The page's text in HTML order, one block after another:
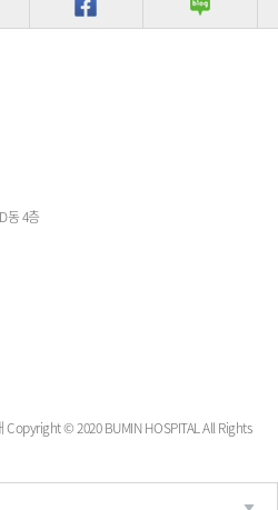
동 4층
Copyright © 2020 BUMIN HOSPITAL All Rights